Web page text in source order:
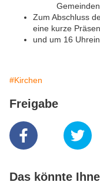
Zum Abschluss
eine kurze
und um 16
#Kirchen
Freigabe
Das könnte